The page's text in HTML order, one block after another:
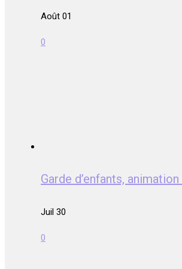
Août 01
0
Garde d’enfants,
Juil 30
0